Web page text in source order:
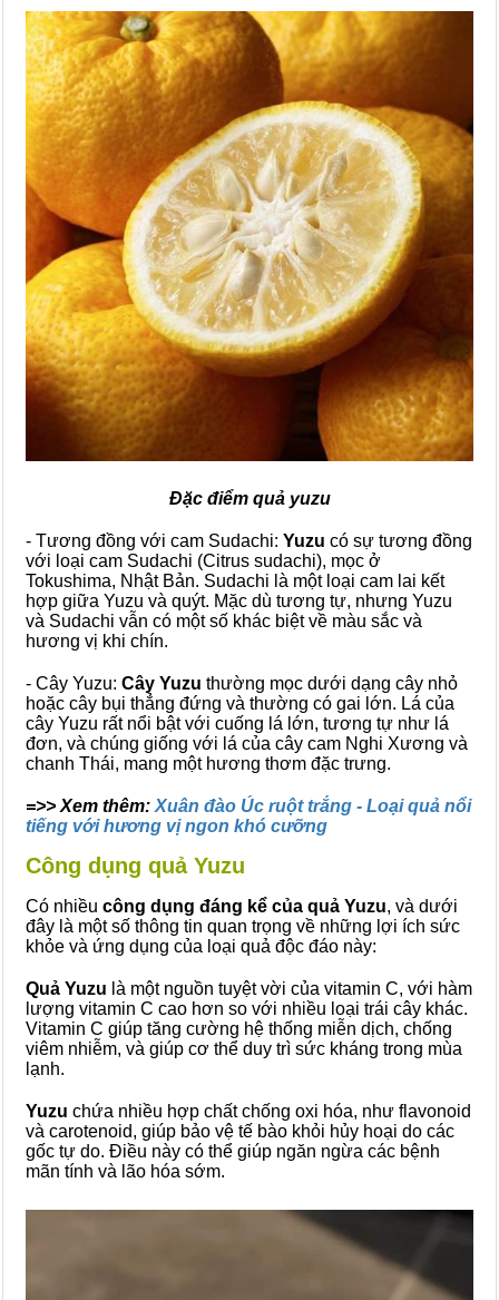
Đặc điểm quả yuzu
- Tương đồng với cam Sudachi: Yuzu có sự tương đồng
với loại cam Sudachi (Citrus sudachi), mọc ở
Tokushima, Nhật Bản. Sudachi là một loại cam lai kết
hợp giữa Yuzu và quýt. Mặc dù tương tự, nhưng Yuzu
và Sudachi vẫn có một số khác biệt về màu sắc và
hương vị khi chín.
- Cây Yuzu: Cây Yuzu thường mọc dưới dạng cây nhỏ
hoặc cây bụi thẳng đứng và thường có gai lớn. Lá của
cây Yuzu rất nổi bật với cuống lá lớn, tương tự như lá
đơn, và chúng giống với lá của cây cam Nghi Xương và
chanh Thái, mang một hương thơm đặc trưng.
=>> Xem thêm: Xuân đào Úc ruột trắng - Loại quả nổi
tiếng với hương vị ngon khó cưỡng
Công dụng quả Yuzu
Có nhiều công dụng đáng kể của quả Yuzu, và dưới
đây là một số thông tin quan trọng về những lợi ích sức
khỏe và ứng dụng của loại quả độc đáo này:
Quả Yuzu là một nguồn tuyệt vời của vitamin C, với hàm
lượng vitamin C cao hơn so với nhiều loại trái cây khác.
Vitamin C giúp tăng cường hệ thống miễn dịch, chống
viêm nhiễm, và giúp cơ thể duy trì sức kháng trong mùa
lạnh.
Yuzu chứa nhiều hợp chất chống oxi hóa, như flavonoid
và carotenoid, giúp bảo vệ tế bào khỏi hủy hoại do các
gốc tự do. Điều này có thể giúp ngăn ngừa các bệnh
mãn tính và lão hóa sớm.